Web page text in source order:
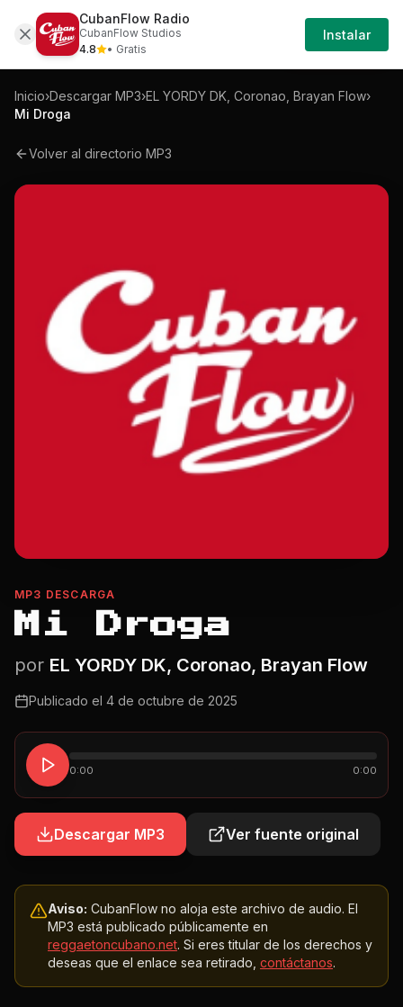
Mp3 El-yordy-dk-coronao-brayan-flow-mi-
Iniciar
Sesión
Inicio›Descargar MP3›EL YORDY DK, Coronao, Brayan Flow›
Mi Droga
Volver al directorio MP3
MP3 DESCARGA
Mi Droga
por EL YORDY DK, Coronao, Brayan Flow
Publicado el 4 de octubre de 2025
0:00 0:00
Descargar MP3 Ver fuente original
Aviso: CubanFlow no aloja este archivo de audio. El
MP3 está publicado públicamente en
reggaetoncubano.net. Si eres titular de los derechos y
deseas que el enlace sea retirado, contáctanos.
CubanFlow Radio
CubanFlow Studios
4.8
• Gratis
Instalar